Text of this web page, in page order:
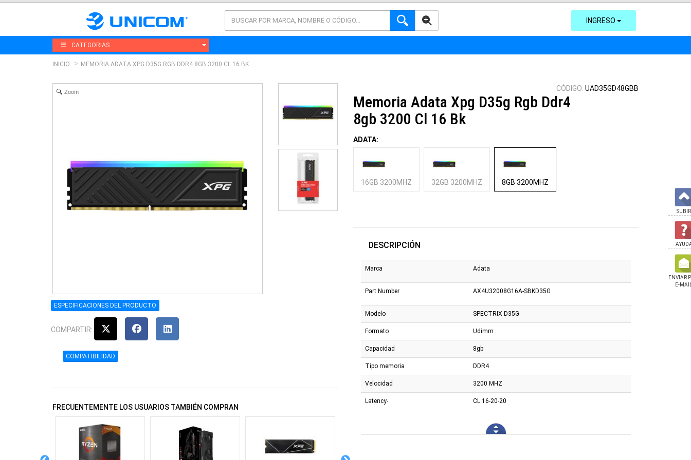
AVANZADA INGRESO
CATEGORIAS
INICIO MEMORIA ADATA XPG D35G RGB DDR4 8GB 3200 CL 16 BK
Zoom
ESPECIFICACIONES DEL PRODUCTO
COMPARTIR:
COMPATIBILIDAD
FRECUENTEMENTE LOS USUARIOS TAMBIÉN COMPRAN
CÓDIGO: UAD35GD48GBB
Memoria Adata Xpg D35g Rgb Ddr4
8gb 3200 Cl 16 Bk
ADATA:
16GB 3200MHZ 32GB 3200MHZ 8GB 3200MHZ
DESCRIPCIÓN
Marca Adata
Part Number AX4U32008G16A-SBKD35G
Modelo SPECTRIX D35G
Formato Udimm
Capacidad 8gb
Tipo memoria DDR4
Velocidad 3200 MHZ
Latency- CL 16-20-20
SUBIR
ENVIAR
E-